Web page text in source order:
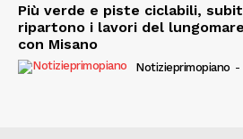
Più verde e piste ciclabili,
ripartono i lavori del
con Misano
Notizieprimopiano -